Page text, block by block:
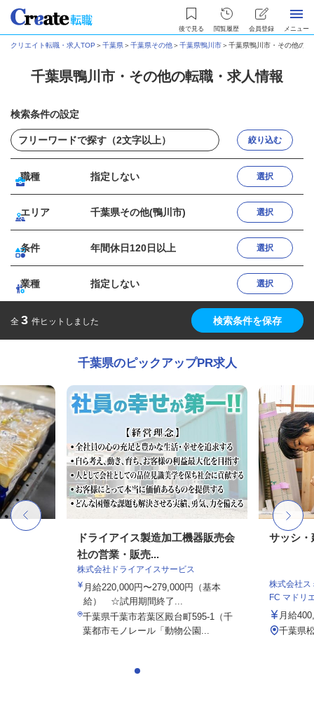
後で見る 閲覧履歴 会員登録 メニュー
クリエイト転職・求人TOP ＞千葉県＞千葉県その他＞千葉県鴨川市＞千葉県鴨川市・その他の
千葉県鴨川市・その他の転職・求人情報
検索条件の設定
絞り込む
職種 指定しない 選択
エリア 千葉県その他(鴨川市) 選択
条件 年間休日120日以上 選択
業種 指定しない 選択
全 3 件ヒットしました 検索条件を保存
千葉県のピックアップPR求人
ドライアイス製造加工機器販売会
社の営業・販売...
株式会社ドライアイスサービス
月給220,000円〜279,000円（基本
給） ☆試用期間終了...
千葉県千葉市若葉区殿台町595-1（千
葉都市モノレール「動物公園...
サッシ・
株式会社ス
FC マドリ
月給
千葉県